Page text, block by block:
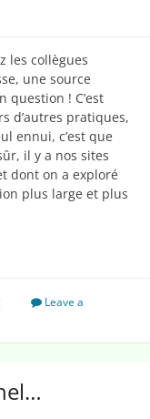
les collègues
une source
question ! C’est
d’autres pratiques,
ennui, c’est que
il y a nos sites
dont on a exploré
plus large et plus
Leave a